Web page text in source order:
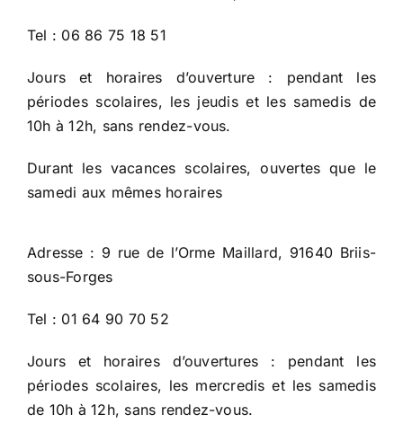
Tel : 06 86 75 18 51
Jours et horaires d’ouverture : pendant les
périodes scolaires, les jeudis et les samedis de
10h à 12h, sans rendez-vous.
Durant les vacances scolaires, ouvertes que le
samedi aux mêmes horaires
Adresse : 9 rue de l’Orme Maillard, 91640 Briis-
sous-Forges
Tel : 01 64 90 70 52
Jours et horaires d’ouvertures : pendant les
périodes scolaires, les mercredis et les samedis
de 10h à 12h, sans rendez-vous.